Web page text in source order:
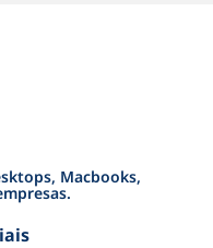
Macbooks,